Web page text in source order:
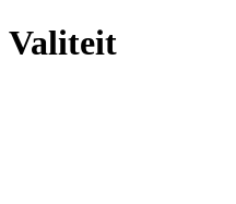
Valiteit